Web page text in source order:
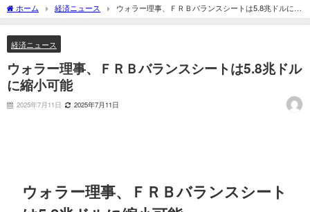
ホーム 経済ニュース
ウォラー理事、ＦＲＢバランスシートは5.8兆ドルに縮
小可能
経済ニュース
ウォラー理事、ＦＲＢバランスシートは5.8兆ドル
に縮小可能
2025年7月11日 2025年7月11日
ウォラー理事、ＦＲＢバランスシート